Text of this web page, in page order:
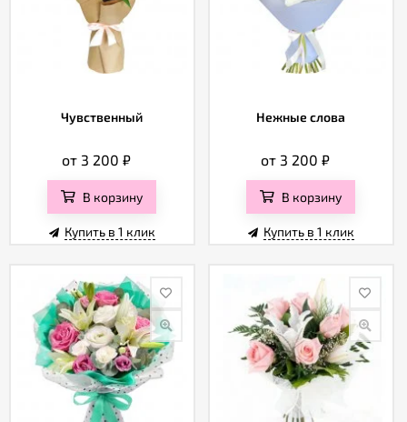
Чувственный
от 3 200₽
В корзину
Купить в 1 клик
Нежные слова
от 3 200₽
В корзину
Купить в 1 клик